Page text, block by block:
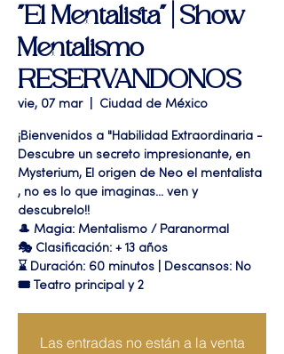
"El Mentalista" | Show
Mentalismo
RESERVANDONOS
vie, 07 mar
  |
Ciudad de México
¡Bienvenidos a "Habilidad Extraordinaria -
Descubre un secreto impresionante, en
Mysterium, El origen de Neo el mentalista
, no es lo que imaginas... ven y
descubrelo!!
🎩 Magia: Mentalismo / Paranormal
🎭 Clasificación: + 13 años
⌛ Duración: 60 minutos | Descansos: No
🎟 Teatro principal y 2
Las entradas no están a la venta